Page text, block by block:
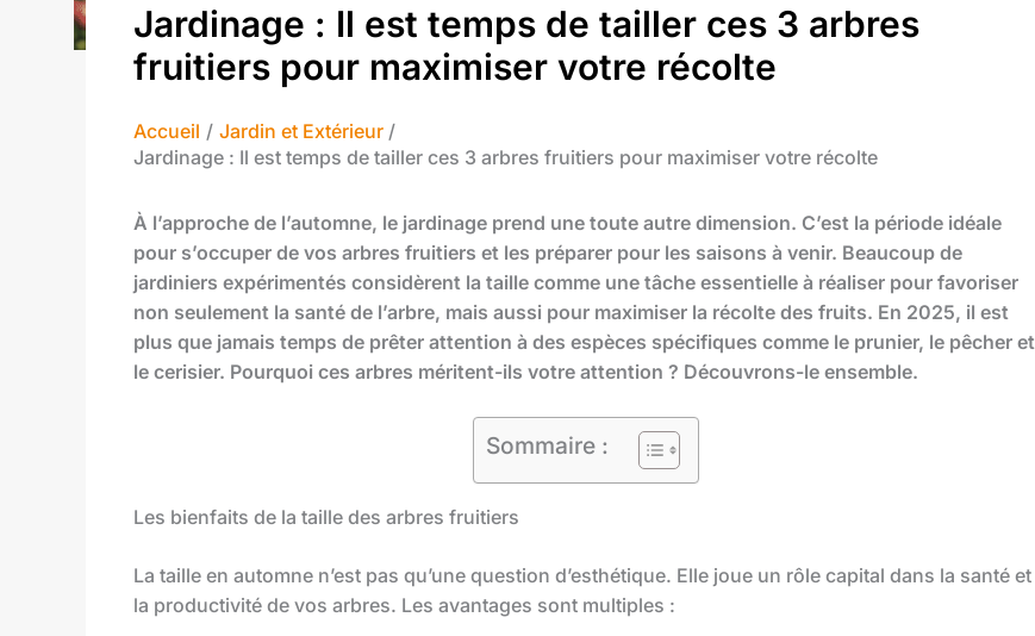
Jardinage : Il est temps de tailler ces 3 arbres
fruitiers pour maximiser votre récolte
Accueil
Jardin et Extérieur
Jardinage : Il est temps de tailler ces 3 arbres fruitiers pour maximiser votre récolte
À l’approche de l’automne, le jardinage prend une toute autre dimension. C’est la période idéale
pour s’occuper de vos arbres fruitiers et les préparer pour les saisons à venir. Beaucoup de
jardiniers expérimentés considèrent la taille comme une tâche essentielle à réaliser pour favoriser
non seulement la santé de l’arbre, mais aussi pour maximiser la récolte des fruits. En 2025, il est
plus que jamais temps de prêter attention à des espèces spécifiques comme le prunier, le pêcher et
le cerisier. Pourquoi ces arbres méritent-ils votre attention ? Découvrons-le ensemble.
Sommaire :
Les bienfaits de la taille des arbres fruitiers
La taille en automne n’est pas qu’une question d’esthétique. Elle joue un rôle capital dans la santé et
la productivité de vos arbres. Les avantages sont multiples :